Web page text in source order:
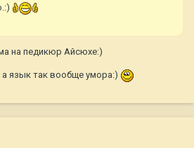
на педикюр Айсюхе:)
язык так вообще умора:)